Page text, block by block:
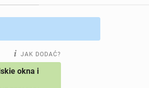
JAK DODAĆ?
okna i